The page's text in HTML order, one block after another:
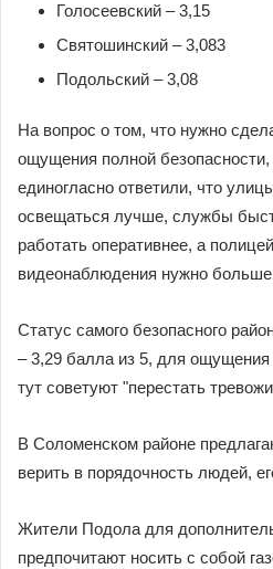
Голосеевский – 3,15
Святошинский – 3,083
Подольский – 3,08
На вопрос о том, что нужно
ощущения полной безопасности,
единогласно ответили, что
освещаться лучше, службы
работать оперативнее, а
видеонаблюдения нужно
Статус самого безопасного
– 3,29 балла из 5, для
тут советуют "перестать
В Соломенском районе
верить в порядочность людей,
Жители Подола для
предпочитают носить с собой